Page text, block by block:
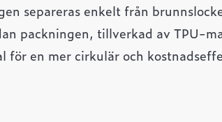
separeras enkelt från
packningen, tillverkad av TPU-
för en mer cirkulär och